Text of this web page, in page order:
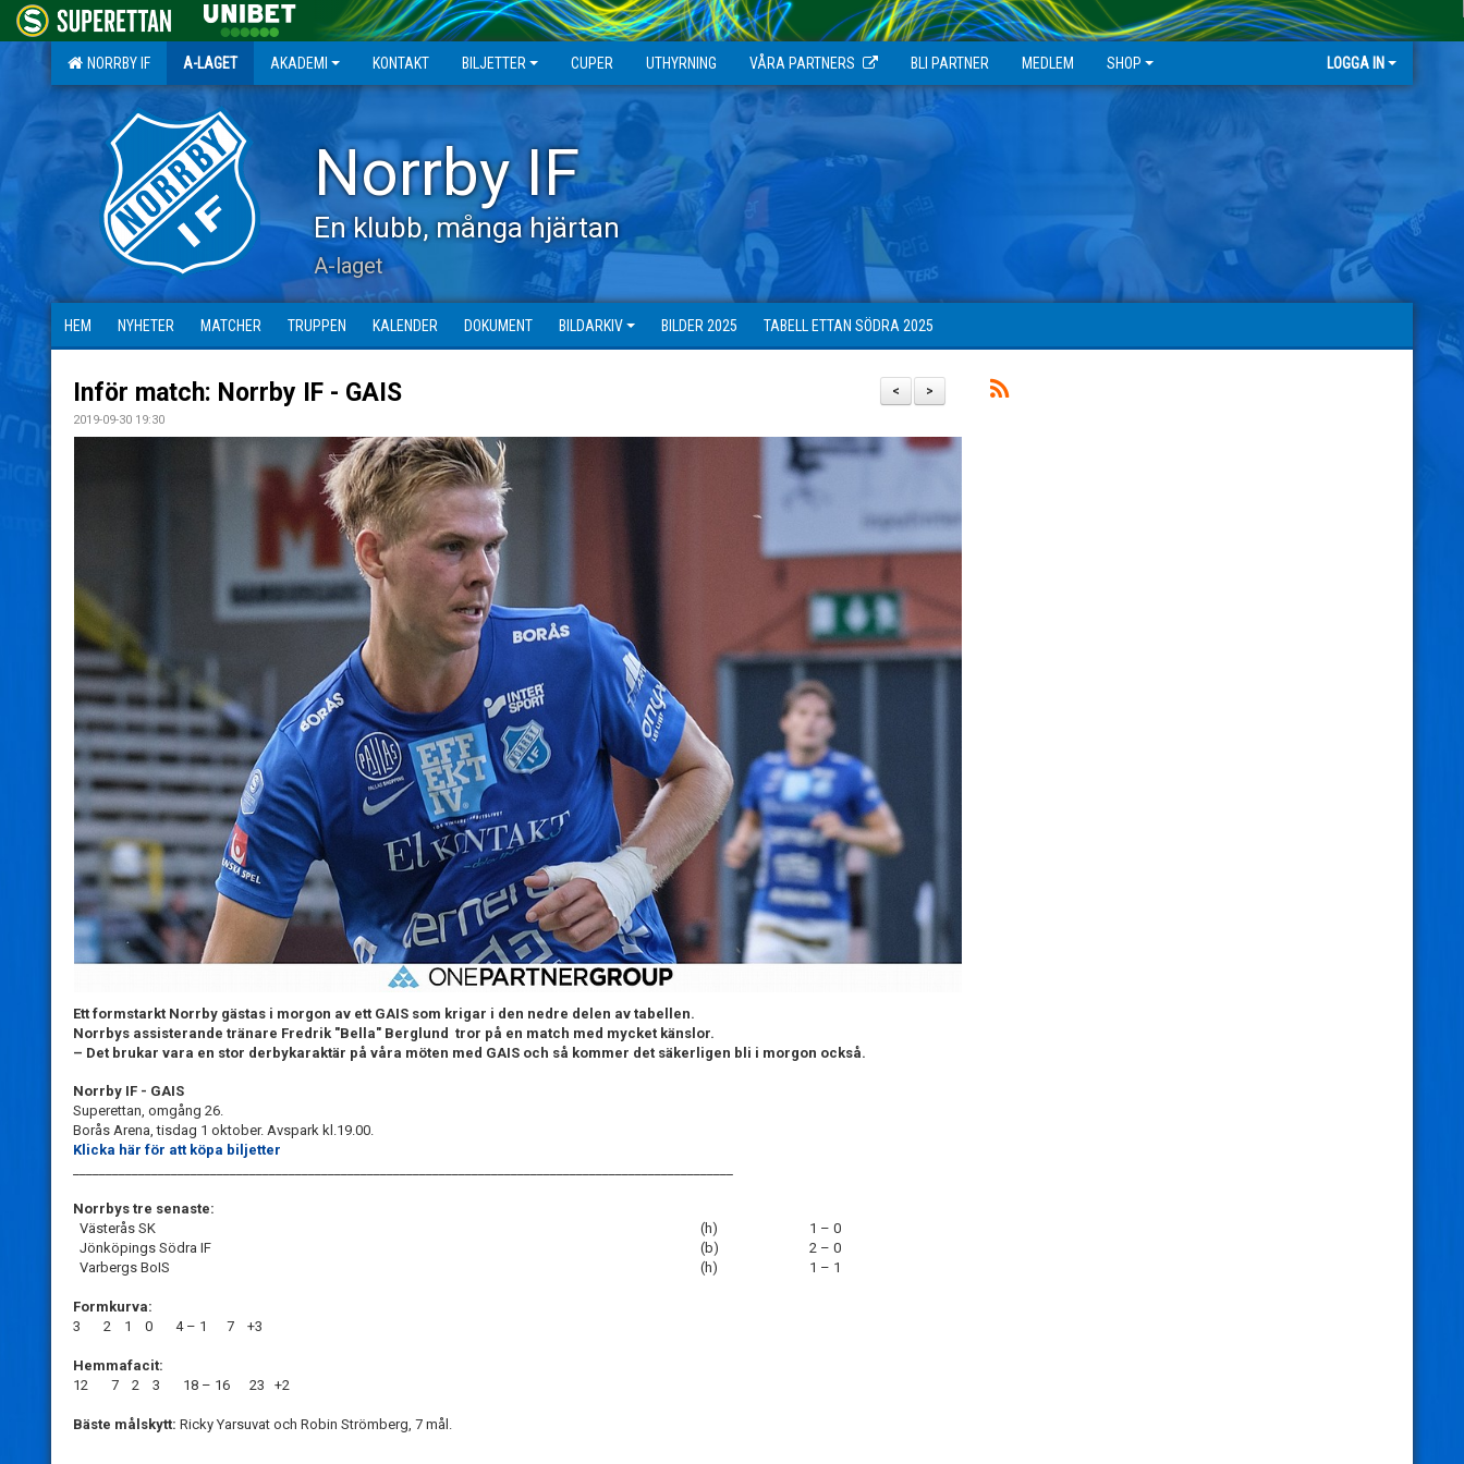
NORRBY IF A-LAGET AKADEMI KONTAKT BILJETTER CUPER UTHYRNING VÅRA PARTNERS BLI PARTNER MEDLEM SHOP LOGGA IN
Norrby IF
En klubb, många hjärtan
A-laget
HEM NYHETER MATCHER TRUPPEN KALENDER DOKUMENT BILDARKIV BILDER 2025 TABELL ETTAN SÖDRA 2025
>
<
Inför match: Norrby IF - GAIS
2019-09-30 19:30
Ett formstarkt Norrby gästas i morgon av ett GAIS som krigar i den nedre delen av tabellen.
Norrbys assisterande tränare Fredrik "Bella" Berglund tror på en match med mycket känslor.
– Det brukar vara en stor derbykaraktär på våra möten med GAIS och så kommer det säkerligen bli i morgon också.
Norrby IF - GAIS
Superettan, omgång 26.
Borås Arena, tisdag 1 oktober. Avspark kl.19.00.
Klicka här för att köpa biljetter
Norrbys tre senaste:
Västerås SK
(h)
1 – 0
Jönköpings Södra IF
(b)
2 – 0
Varbergs BoIS
(h) 1 – 1
Formkurva:
3 2 1 0 4 – 1 7 +3
Hemmafacit:
12 7 2 3 18 – 16 23 +2
Bäste målskytt: Ricky Yarsuvat och Robin Strömberg, 7 mål.